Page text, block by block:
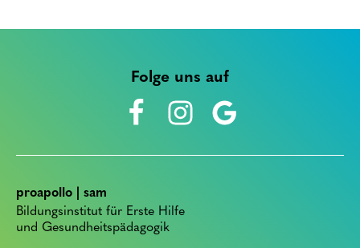
Folge uns auf
proapollo | sam
Bildungsinstitut für Erste Hilfe
und Gesundheitspädagogik